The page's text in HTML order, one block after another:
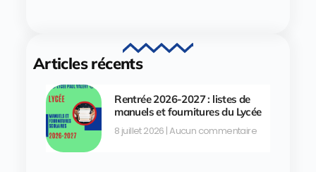
Articles récents
Rentrée 2026-2027 : listes de
manuels et fournitures du Lycée
8 juillet 2026 Aucun commentaire